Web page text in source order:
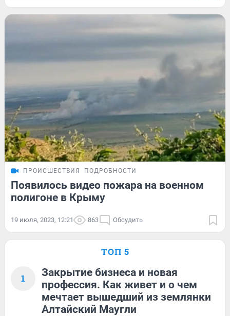
ПРОИСШЕСТВИЯ ПОДРОБНОСТИ
Появилось видео пожара на военном
полигоне в Крыму
19 июля, 2023, 12:21 863 Обсудить
ТОП 5
1
Закрытие бизнеса и новая
профессия. Как живет и о чем
мечтает вышедший из землянки
Алтайский Маугли